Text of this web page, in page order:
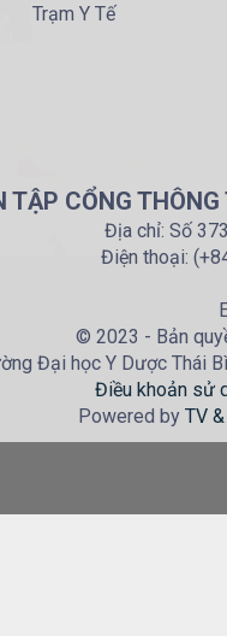
Trạm Y Tế
TẬP CỔNG
Địa chỉ: Số
Điện thoại:
© 2023 - Bản
Đại học Y Dược Thái
Điều khoản sử
Powered by TV